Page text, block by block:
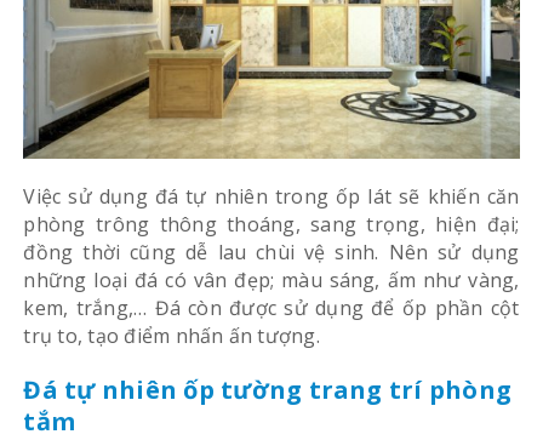
Việc sử dụng đá tự nhiên trong ốp lát sẽ khiến căn
phòng trông thông thoáng, sang trọng, hiện đại;
đồng thời cũng dễ lau chùi vệ sinh. Nên sử dụng
những loại đá có vân đẹp; màu sáng, ấm như vàng,
kem, trắng,… Đá còn được sử dụng để ốp phần cột
trụ to, tạo điểm nhấn ấn tượng.
Đá tự nhiên ốp tường trang trí phòng
tắm